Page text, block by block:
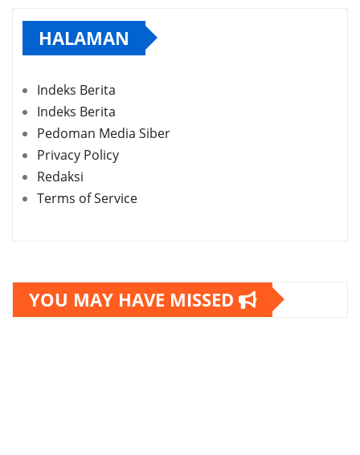
HALAMAN
Indeks Berita
Indeks Berita
Pedoman Media Siber
Privacy Policy
Redaksi
Terms of Service
YOU MAY HAVE MISSED